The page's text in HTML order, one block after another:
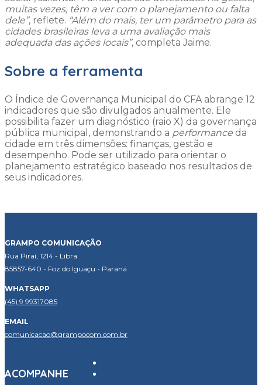
muitas vezes, têm a ver com o planejamento ou falta
dele”, reflete. “Além do mais, ter um parâmetro para as
cidades brasileiras leva a uma avaliação mais
adequada das ações locais”, completa Jaime.
Sobre a ferramenta
O Índice de Governança Municipal do CFA abrange 12
indicadores que são divulgados anualmente. Ele
possibilita fazer um diagnóstico (raio X) da governança
pública municipal, demonstrando a performance da
cidade em três dimensões: finanças, gestão e
desempenho. Pode ser utilizado para orientar o
planejamento estratégico baseado nos resultados de
seus indicadores.
GRAMPO COMUNICAÇÃO
Rua Piraí, 1214 - Libra
85857-640 - Foz do Iguaçu - Paraná
WHATSAPP
(45) 9 99317085
EMAIL
comunicacao@grampocom.com.br
ACOMPANHE